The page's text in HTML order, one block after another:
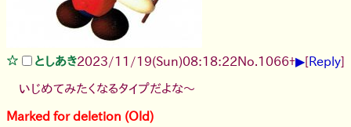
としあき2023/11/19(Sun)08:18:22No.1066+▶[Reply]
いじめてみたくなるタイプだよな～
Marked for deletion (Old)